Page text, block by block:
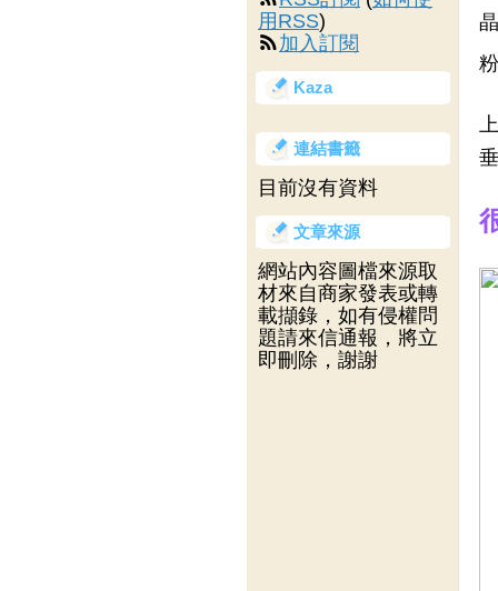
用RSS)
加入訂閱
Kaza
連結書籤
目前沒有資料
文章來源
網站內容圖檔來源取
材來自商家發表或轉
載擷錄，如有侵權問
題請來信通報，將立
即刪除，謝謝